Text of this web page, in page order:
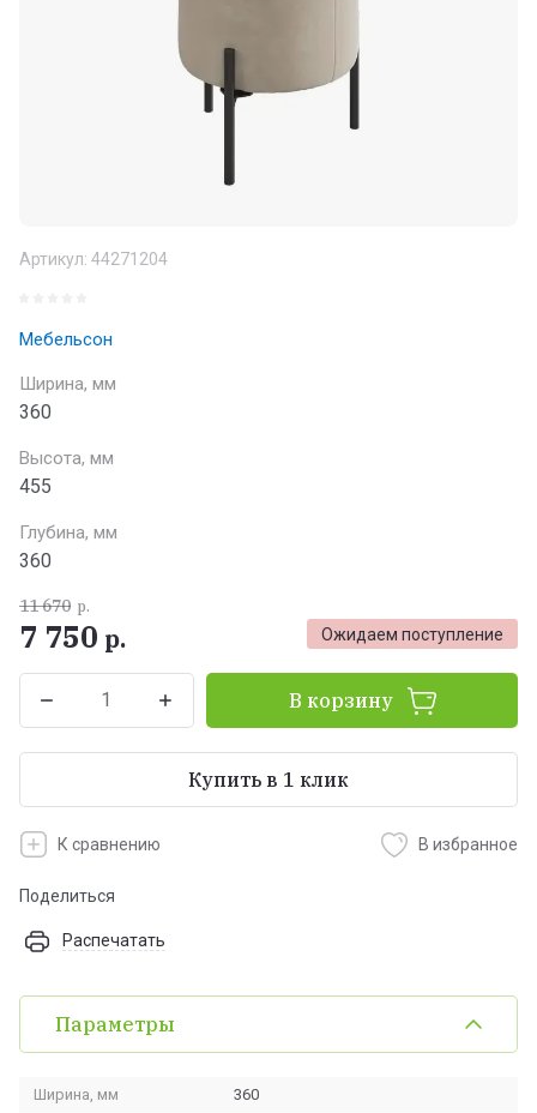
Артикул: 44271204
Мебельсон
Ширина, мм
360
Высота, мм
455
Глубина, мм
360
Ожидаем поступление
11 670 р.
7 750 р.
В корзину
Купить в 1 клик
К сравнению В избранное
Поделиться
Распечатать
Параметры
Ширина, мм
360